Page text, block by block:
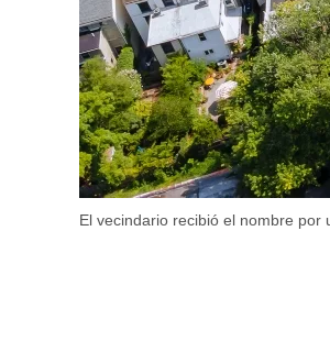
El vecindario recibió el nombre por